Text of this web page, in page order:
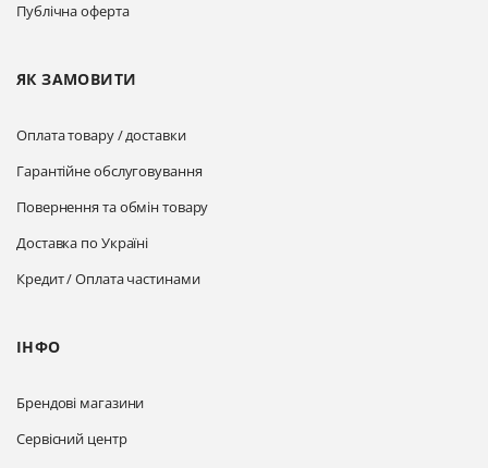
Публічна оферта
ЯК ЗАМОВИТИ
Оплата товару / доставки
Гарантійне обслуговування
Повернення та обмін товару
Доставка по Україні
Кредит / Оплата частинами
ІНФО
Брендові магазини
Сервісний центр